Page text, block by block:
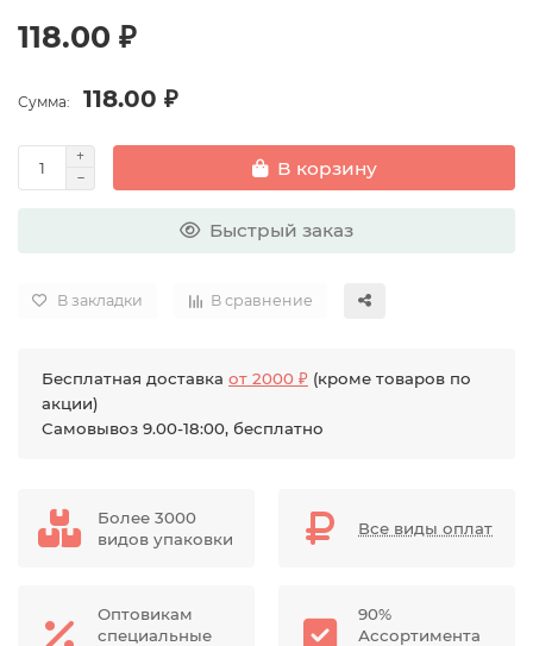
118.00 ₽
Сумма: 118.00 ₽
В корзину
Быстрый заказ
В закладки В сравнение
Бесплатная доставка от 2000 ₽ (кроме товаров по
акции)
Самовывоз 9.00-18:00, бесплатно
Более 3000
видов упаковки
Все виды оплат
Оптовикам
специальные
90%
Ассортимента